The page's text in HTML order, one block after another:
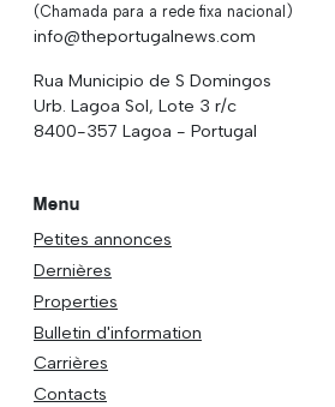
(Chamada para a rede fixa nacional)
info@theportugalnews.com
Rua Municipio de S Domingos
Urb. Lagoa Sol, Lote 3 r/c
8400-357 Lagoa - Portugal
Menu
Petites annonces
Dernières
Properties
Bulletin d'information
Carrières
Contacts